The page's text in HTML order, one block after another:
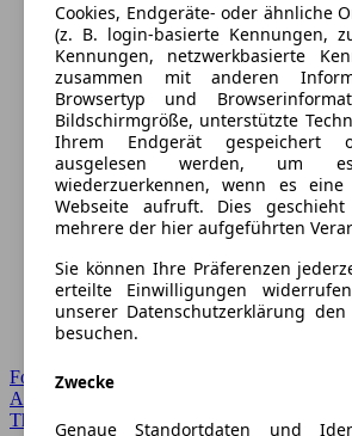
Forum Startseite
Alle Auto-Foren
Themen-Forum
Cookies, Endgeräte- oder ähnliche
(z. B. login-basierte Kennungen,
Kennungen, netzwerkbasierte
zusammen mit anderen
Browsertyp und
Bildschirmgröße, unterstützte
Ihrem Endgerät
ausgelesen werden, um
wiederzuerkennen, wenn es
Webseite aufruft. Dies
mehrere der hier aufgeführten
Sie können Ihre Präferenzen
erteilte Einwilligungen
unserer Datenschutzerklärung
besuchen.
Zwecke
Genaue Standortdaten und